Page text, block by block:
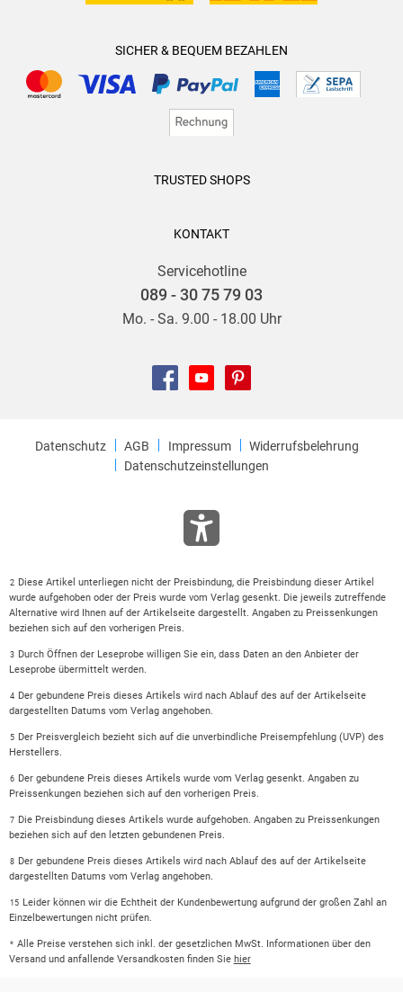
SICHER & BEQUEM BEZAHLEN
TRUSTED SHOPS
KONTAKT
Servicehotline
089 - 30 75 79 03
Mo. - Sa. 9.00 - 18.00 Uhr
Datenschutz AGB Impressum
Widerrufsbelehrung
Datenschutzeinstellungen
2
Diese Artikel unterliegen nicht der Preisbindung, die Preisbindung dieser Artikel
wurde aufgehoben oder der Preis wurde vom Verlag gesenkt. Die jeweils zutreffende
Alternative wird Ihnen auf der Artikelseite dargestellt. Angaben zu Preissenkungen
beziehen sich auf den vorherigen Preis.
3
Durch Öffnen der Leseprobe willigen Sie ein, dass Daten an den Anbieter der
Leseprobe übermittelt werden.
4
Der gebundene Preis dieses Artikels wird nach Ablauf des auf der Artikelseite
dargestellten Datums vom Verlag angehoben.
5
Der Preisvergleich bezieht sich auf die unverbindliche Preisempfehlung (UVP) des
Herstellers.
6
Der gebundene Preis dieses Artikels wurde vom Verlag gesenkt. Angaben zu
Preissenkungen beziehen sich auf den vorherigen Preis.
7
Die Preisbindung dieses Artikels wurde aufgehoben. Angaben zu Preissenkungen
beziehen sich auf den letzten gebundenen Preis.
8
Der gebundene Preis dieses Artikels wird nach Ablauf des auf der Artikelseite
dargestellten Datums vom Verlag angehoben.
15
Leider können wir die Echtheit der Kundenbewertung aufgrund der großen Zahl an
Einzelbewertungen nicht prüfen.
* Alle Preise verstehen sich inkl. der gesetzlichen MwSt. Informationen über den
Versand und anfallende Versandkosten finden Sie hier